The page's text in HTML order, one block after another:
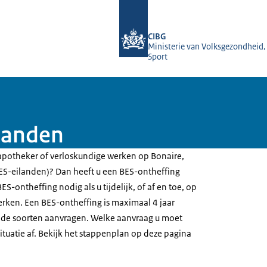
CIBG
Ministerie van
Sport
of verloskundige werken op Bonaire,
eilanden)? Dan heeft u een BES-ontheffing
ontheffing nodig als u tijdelijk, of af en toe, op
Een BES-ontheffing is maximaal 4 jaar
soorten aanvragen. Welke aanvraag u moet
af. Bekijk het stappenplan op deze pagina